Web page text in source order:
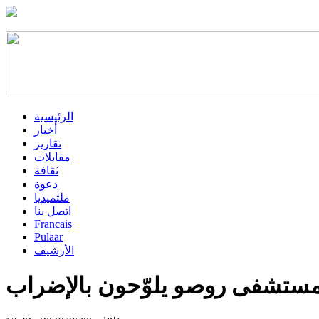
الرئيسية
أخبار
تقارير
مقابلات
ثقافة
دعوة
ملتميديا
اتصل بنا
Francais
Pulaar
الأرشيف
مستشفى روصو يلوّحون بالإضراب